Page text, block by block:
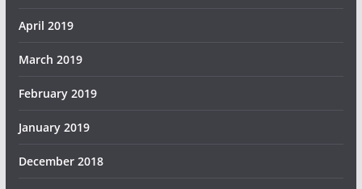
April 2019
March 2019
February 2019
January 2019
December 2018